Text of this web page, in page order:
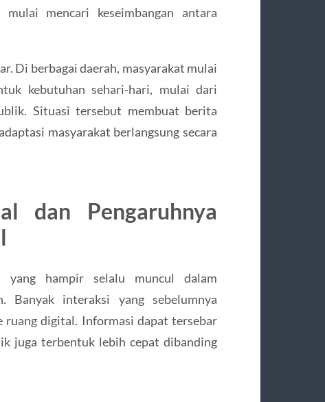
mencari keseimbangan antara
Di berbagai daerah, masyarakat mulai
kebutuhan sehari-hari, mulai dari
Situasi tersebut membuat berita
masyarakat berlangsung secara
dan Pengaruhnya
hampir selalu muncul dalam
Banyak interaksi yang sebelumnya
ruang digital. Informasi dapat tersebar
juga terbentuk lebih cepat dibanding